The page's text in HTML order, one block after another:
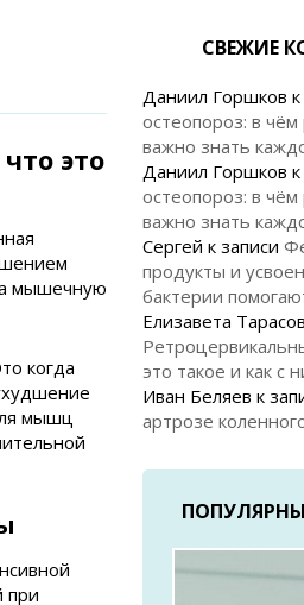
это
мышечную
когда
мышц
при
СВЕЖИЕ
Даниил Горшков
остеопороз: в
важно знать
Даниил Горшков
остеопороз: в
важно знать
Сергей к записи
продукты и
бактерии
Елизавета
это такое и как с
Иван Беляев к
артрозе